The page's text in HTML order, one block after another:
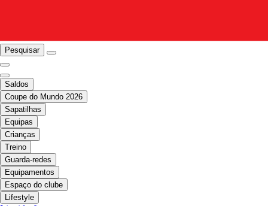
Pesquisar
Saldos
Coupe do Mundo 2026
Sapatilhas
Equipas
Crianças
Treino
Guarda-redes
Equipamentos
Espaço do clube
Lifestyle